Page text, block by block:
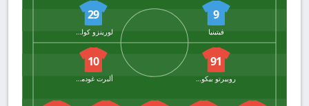
9
فيتينيا
29
لورينزو كولومبو
91
روبيرتو بيكولي
10
ألبرت غودموندسون